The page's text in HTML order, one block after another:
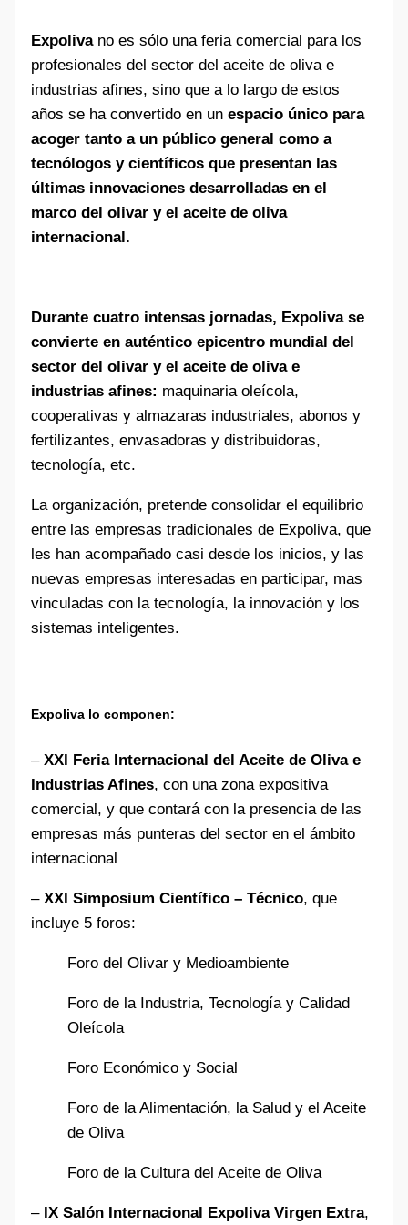
Expolivano es sólo una feria comercial para los
profesionales del sector del aceite de oliva e
industrias afines, sino que a lo largo de estos
años se ha convertido en unespacio único para
acoger tanto a un público general como a
tecnólogos y científicos que presentan las
últimas innovaciones desarrolladas en el
marco del olivar y el aceite de oliva
internacional.
Durante cuatro intensas jornadas, Expoliva se
convierte en auténtico epicentro mundial del
sector del olivar y el aceite de oliva e
industrias afines: maquinaria oleícola,
cooperativas y almazaras industriales, abonos y
fertilizantes, envasadoras y distribuidoras,
tecnología, etc.
La organización, pretende consolidar el equilibrio
entre las empresas tradicionales de Expoliva, que
les han acompañado casi desde los inicios, y las
nuevas empresas interesadas en participar, mas
vinculadas con la tecnología, la innovación y los
sistemas inteligentes.
Expoliva lo componen:
–XXI Feria Internacional del Aceite de Oliva e
Industrias Afines, con una zona expositiva
comercial, y que contará con la presencia de las
empresas más punteras del sector en el ámbito
internacional
–XXI Simposium Científico – Técnico, que
incluye 5 foros:
Foro del Olivar y Medioambiente
Foro de la Industria, Tecnología y Calidad
Oleícola
Foro Económico y Social
Foro de la Alimentación, la Salud y el Aceite
de Oliva
Foro de la Cultura del Aceite de Oliva
– IX Salón Internacional Expoliva Virgen Extra,